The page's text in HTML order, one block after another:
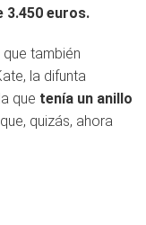
3.450 euros.
también
la difunta
que tenía un anillo
quizás, ahora